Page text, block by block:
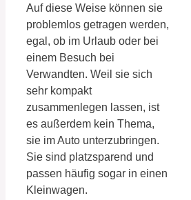
Auf diese Weise können sie
problemlos getragen werden,
egal, ob im Urlaub oder bei
einem Besuch bei
Verwandten. Weil sie sich
sehr kompakt
zusammenlegen lassen, ist
es außerdem kein Thema,
sie im Auto unterzubringen.
Sie sind platzsparend und
passen häufig sogar in einen
Kleinwagen.